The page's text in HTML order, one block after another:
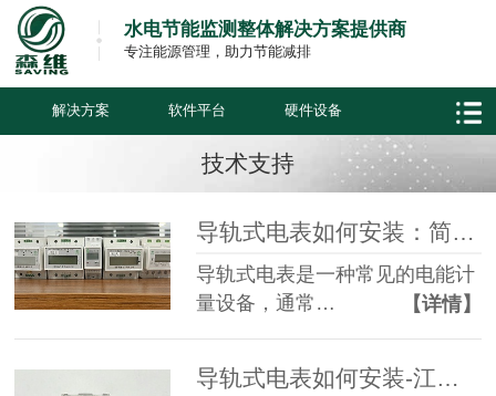
水电节能监测整体解决方案提供商
专注能源管理，助力节能减排
解决方案 软件平台 硬件设备
技术支持
导轨式电表如何安装：简单易行的步骤指南
导轨式电表是一种常见的电能计
量设备，通常…
【详情】
导轨式电表如何安装-江苏森维